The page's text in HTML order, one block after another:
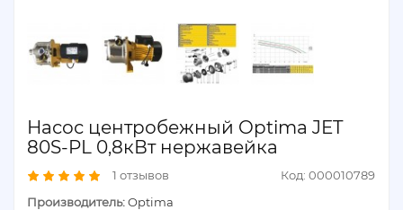
Насос центробежный Optima JET
80S-PL 0,8кВт нержавейка
1 отзывов
Код: 000010789
Производитель:Optima